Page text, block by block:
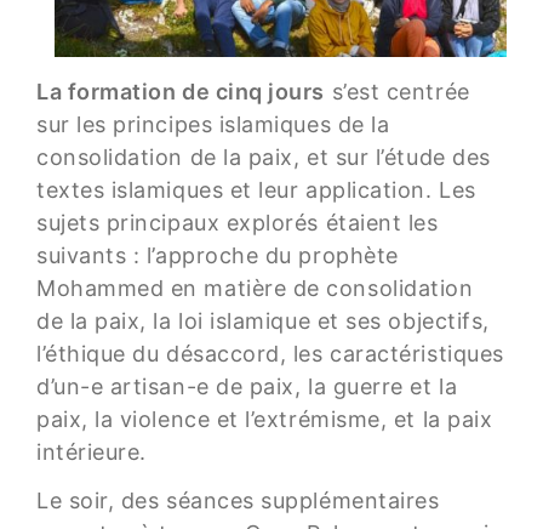
La formation de cinq jours s’est centrée
sur les principes islamiques de la
consolidation de la paix, et sur l’étude des
textes islamiques et leur application. Les
sujets principaux explorés étaient les
suivants : l’approche du prophète
Mohammed en matière de consolidation
de la paix, la loi islamique et ses objectifs,
l’éthique du désaccord, les caractéristiques
d’un-e artisan-e de paix, la guerre et la
paix, la violence et l’extrémisme, et la paix
intérieure.
Le soir, des séances supplémentaires